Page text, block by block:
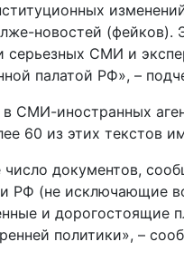
новостей (фейков).
серьезных СМИ и
палатой РФ», –
иностранных
60 из этих текстов
число документов,
РФ (не исключающие
и дорогостоящие
политики», –